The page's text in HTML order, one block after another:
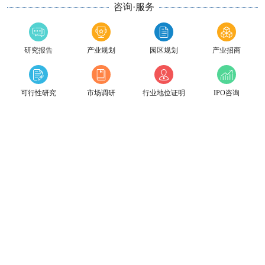
咨询·服务
研究报告 产业规划 园区规划 产业招商
可行性研究 市场调研 行业地位证明 IPO咨询